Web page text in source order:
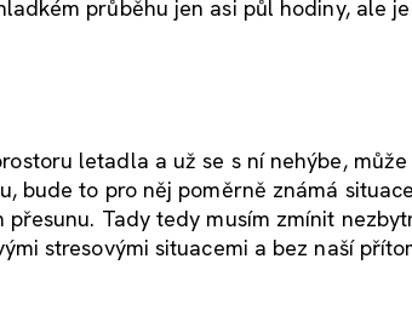
průběhu jen asi půl hodiny, ale
letadla a už se s ní nehýbe,
bude to pro něj poměrně známá
Tady tedy musím zmínit
stresovými situacemi a bez naší